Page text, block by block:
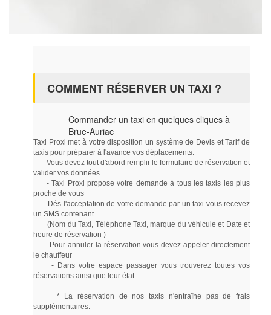
COMMENT RÉSERVER UN TAXI ?
Commander un taxi en quelques cliques à
Brue-Auriac
Taxi Proxi met à votre disposition un système de Devis et Tarif de
taxis pour préparer à l'avance vos déplacements.
- Vous devez tout d'abord remplir le formulaire de réservation et
valider vos données
- Taxi Proxi propose votre demande à tous les taxis les plus
proche de vous
- Dés l'acceptation de votre demande par un taxi vous recevez
un SMS contenant
(Nom du Taxi, Téléphone Taxi, marque du véhicule et Date et
heure de réservation )
- Pour annuler la réservation vous devez appeler directement
le chauffeur
- Dans votre espace passager vous trouverez toutes vos
réservations ainsi que leur état.
* La réservation de nos taxis n'entraîne pas de frais
supplémentaires.